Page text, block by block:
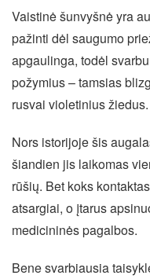
Vaistinė šunvyšnė yra
pažinti dėl saugumo
apgaulinga, todėl
požymius – tamsias
rusvai violetinius žiedus.
Nors istorijoje šis
šiandien jis laikomas
rūšių. Bet koks
atsargiai, o įtarus
medicininės pagalbos.
Bene svarbiausia